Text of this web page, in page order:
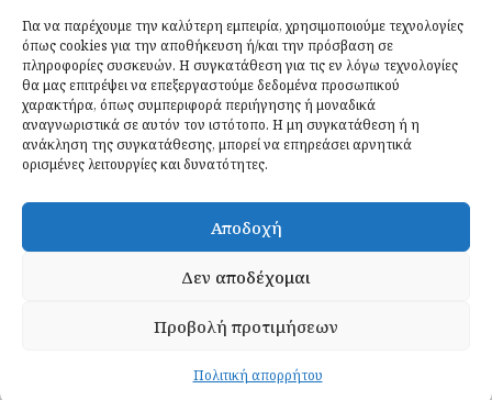
Για να παρέχουμε την καλύτερη εμπειρία, χρησιμοποιούμε τεχνολογίες
όπως cookies για την αποθήκευση ή/και την πρόσβαση σε
πληροφορίες συσκευών. Η συγκατάθεση για τις εν λόγω τεχνολογίες
θα μας επιτρέψει να επεξεργαστούμε δεδομένα προσωπικού
χαρακτήρα, όπως συμπεριφορά περιήγησης ή μοναδικά
αναγνωριστικά σε αυτόν τον ιστότοπο. Η μη συγκατάθεση ή η
ανάκληση της συγκατάθεσης, μπορεί να επηρεάσει αρνητικά
ορισμένες λειτουργίες και δυνατότητες.
Αποδοχή
Δεν αποδέχομαι
Προβολή προτιμήσεων
Πολιτική απορρήτου
Ιδανικές Τροφές 26 Ιουλίου 2026
Εγγραφείτε
ΕΓΓΡΑΦΉ
Έχω διαβάσει και δέχομαι τηνπολιτική απορρήτου
Creative.